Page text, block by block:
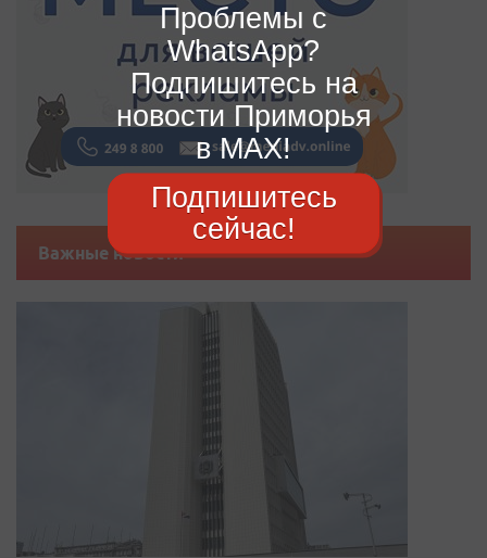
Важные новости
Проблемы с
WhatsApp?
Подпишитесь на
новости Приморья
в MAX!
Подпишитесь
сейчас!